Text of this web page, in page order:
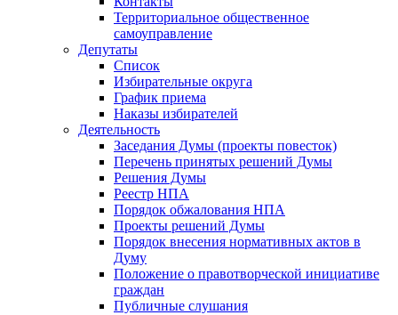
Территориальное общественное
самоуправление
Депутаты
Список
Избирательные округа
График приема
Наказы избирателей
Деятельность
Заседания Думы (проекты повесток)
Перечень принятых решений Думы
Решения Думы
Реестр НПА
Порядок обжалования НПА
Проекты решений Думы
Порядок внесения нормативных актов в
Думу
Положение о правотворческой инициативе
граждан
Публичные слушания